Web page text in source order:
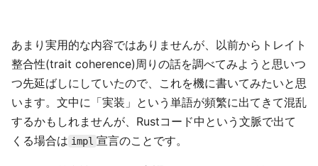
あまり実用的な内容ではありませんが、以前からトレイト
整合性(trait coherence)周りの話を調べてみようと思いつ
つ先延ばしにしていたので、これを機に書いてみたいと思
います。文中に「実装」という単語が頻繁に出てきて混乱
するかもしれませんが、Rustコード中という文脈で出て
くる場合は impl 宣言のことです。